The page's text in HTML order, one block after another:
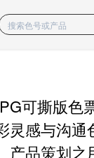
可撕版色
灵感与沟通
产品策划之